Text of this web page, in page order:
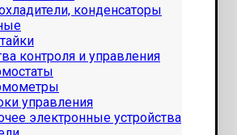
конденсаторы
контроля и управления
управления
электронные устройства